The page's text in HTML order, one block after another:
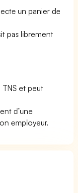
un panier de
pas librement
TNS et peut
d’une
employeur.